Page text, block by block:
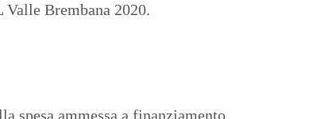
Brembana 2020.
spesa ammessa a finanziamento